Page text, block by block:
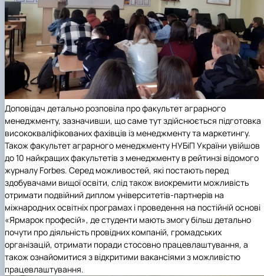
Доповідач детально розповіла про факультет аграрного
менеджменту, зазначивши, що саме тут здійснюється підготовка
висококваліфікованих фахівців із менеджменту та маркетингу.
Також факультет аграрного менеджменту НУБіП України увійшов
до 10 найкращих факультетів з менеджменту в рейтинзі відомого
журналу Forbes. Серед можливостей, які постають перед
здобувачами вищої освіти, слід також виокремити можливість
отримати подвійний диплом університетів-партнерів на
міжнародних освітніх програмах і проведення на постійній основі
«Ярмарок професій», де студенти мають змогу більш детально
почути про діяльність провідних компаній, громадських
організацій, отримати поради стосовно працевлаштування, а
також ознайомитися з відкритими вакансіями з можливістю
працевлаштування.